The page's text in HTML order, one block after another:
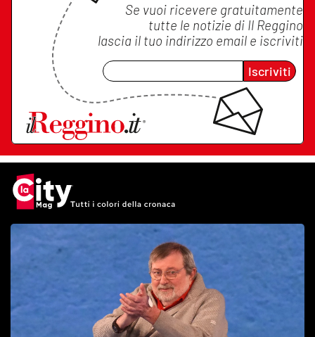
Se vuoi ricevere gratuitamente
tutte le notizie di Il Reggino
lascia il tuo indirizzo email e iscriviti
Iscriviti